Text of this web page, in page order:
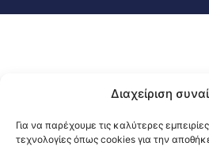
Διαχείριση
Για να παρέχουμε τις καλύτερες
τεχνολογίες όπως cookies για την